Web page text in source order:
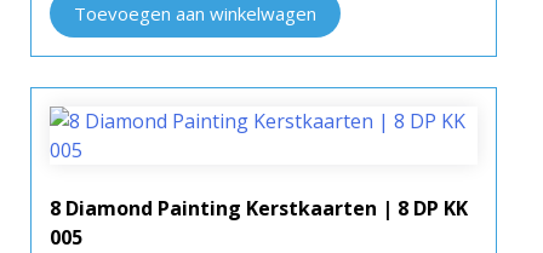
Toevoegen aan winkelwagen
8 Diamond Painting Kerstkaarten | 8 DP KK
005